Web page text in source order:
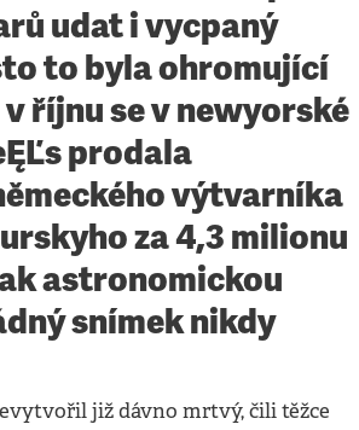
udat i vycpaný
to byla ohromující
říjnu se v newyorské
prodala
výtvarníka
za 4,3 milionu
astronomickou
snímek nikdy
již dávno mrtvý, čili těžce